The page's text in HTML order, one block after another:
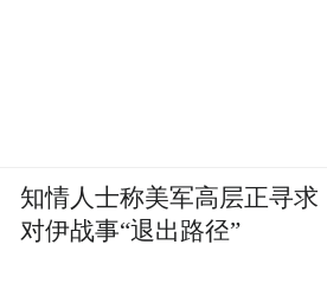
知情人士称美军高层正寻求
对伊战事“退出路径”